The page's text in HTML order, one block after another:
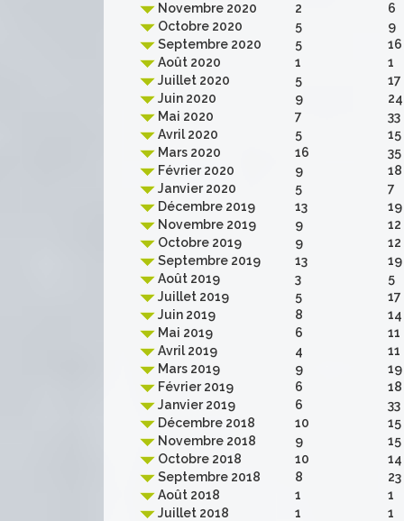
Novembre 2020
2
6
Octobre 2020
5
9
Septembre 2020
5
16
Août 2020
1
1
Juillet 2020
5
17
Juin 2020
9
24
Mai 2020
7
33
Avril 2020
5
15
Mars 2020
16
35
Février 2020
9
18
Janvier 2020
5
7
Décembre 2019
13
19
Novembre 2019
9
12
Octobre 2019
9
12
Septembre 2019
13
19
Août 2019
3
5
Juillet 2019
5
17
Juin 2019
8
14
Mai 2019
6
11
Avril 2019
4
11
Mars 2019
9
19
Février 2019
6
18
Janvier 2019
6
33
Décembre 2018
10
15
Novembre 2018
9
15
Octobre 2018
10
14
Septembre 2018
8
23
Août 2018
1
1
Juillet 2018
1 1